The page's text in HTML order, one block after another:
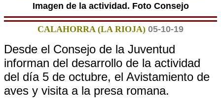
Imagen de la actividad. Foto Consejo
CALAHORRA (LA RIOJA) 05-10-19
Desde el Consejo de la Juventud
informan del desarrollo de la actividad
del día 5 de octubre, el Avistamiento de
aves y visita a la presa romana.